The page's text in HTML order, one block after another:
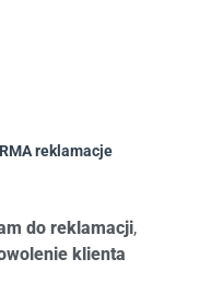
RMA reklamacje
do reklamacji,
klienta